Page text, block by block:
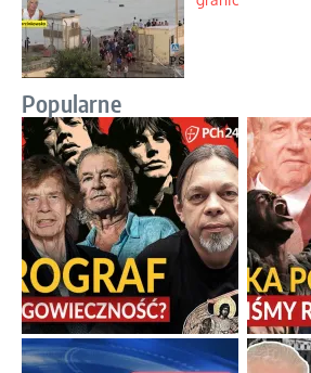
Popularne